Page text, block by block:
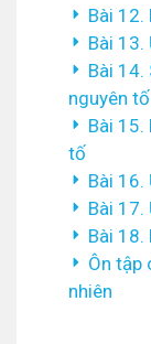
Bài 12.
Bài 13.
Bài 14.
nguyên tố
Bài
tố
Bài 16.
Bài 17.
Bài 18.
Ôn tập
nhiên